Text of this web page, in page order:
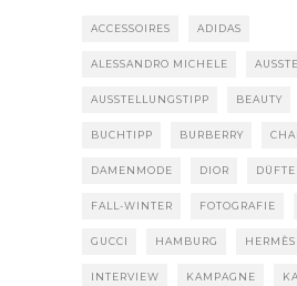
ACCESSOIRES ADIDAS
ALESSANDRO MICHELE
AUSSTELLUNGSTIPP BEAUTY
BUCHTIPP BURBERRY
DAMENMODE DIOR DÜFTE
FALL-WINTER FOTOGRAFIE
GUCCI HAMBURG HERMÈS
INTERVIEW KAMPAGNE